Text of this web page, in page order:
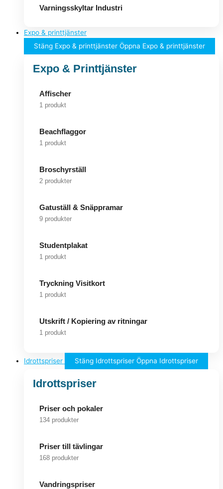
Varningsskyltar Industri
Expo & printtjänster
Stäng Expo & printtjänster Öppna Expo & printtjänster
Expo & Printtjänster
Affischer
1 produkt
Beachflaggor
1 produkt
Broschyrställ
2 produkter
Gatuställ & Snäppramar
9 produkter
Studentplakat
1 produkt
Tryckning Visitkort
1 produkt
Utskrift / Kopiering av ritningar
1 produkt
Idrottspriser Stäng Idrottspriser Öppna Idrottspriser
Idrottspriser
Priser och pokaler
134 produkter
Priser till tävlingar
168 produkter
Vandringspriser